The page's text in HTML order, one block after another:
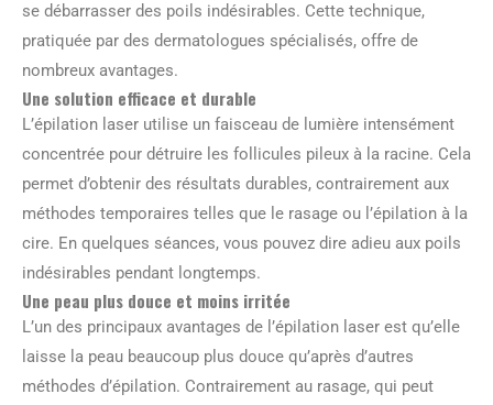
se débarrasser des poils indésirables. Cette technique,
pratiquée par des dermatologues spécialisés, offre de
nombreux avantages.
Une solution efficace et durable
L’épilation laser utilise un faisceau de lumière intensément
concentrée pour détruire les follicules pileux à la racine. Cela
permet d’obtenir des résultats durables, contrairement aux
méthodes temporaires telles que le rasage ou l’épilation à la
cire. En quelques séances, vous pouvez dire adieu aux poils
indésirables pendant longtemps.
Une peau plus douce et moins irritée
L’un des principaux avantages de l’épilation laser est qu’elle
laisse la peau beaucoup plus douce qu’après d’autres
méthodes d’épilation. Contrairement au rasage, qui peut